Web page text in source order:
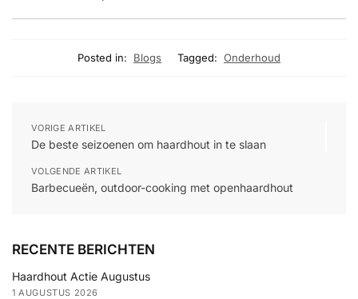
Posted in: Blogs Tagged: Onderhoud
VORIGE ARTIKEL
De beste seizoenen om haardhout in te slaan
VOLGENDE ARTIKEL
Barbecueën, outdoor-cooking met openhaardhout
RECENTE BERICHTEN
Haardhout Actie Augustus
1 AUGUSTUS 2026